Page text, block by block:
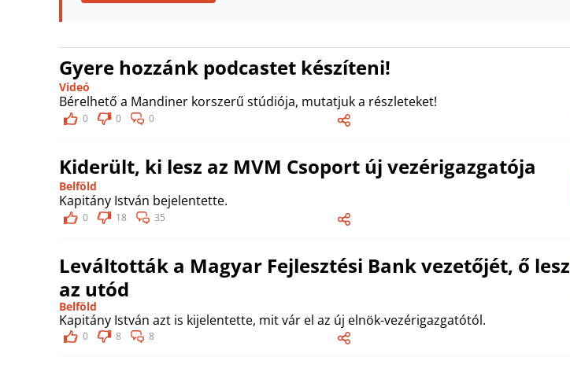
Gyere hozzánk podcastet készíteni!
Videó
Bérelhető a Mandiner korszerű stúdiója, mutatjuk a részleteket!
0 0 0
Kiderült, ki lesz az MVM Csoport új vezérigazgatója
Belföld
Kapitány István bejelentette.
0 18 35
Leváltották a Magyar Fejlesztési Bank vezetőjét, ő lesz
az utód
Belföld
Kapitány István azt is kijelentette, mit vár el az új elnök-vezérigazgatótól.
0 8 8